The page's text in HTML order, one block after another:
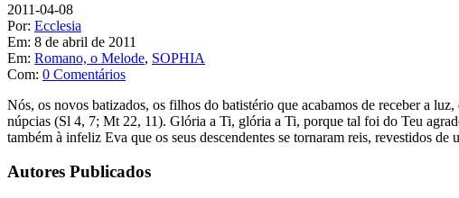
2011-04-08
Por: Ecclesia
Em: 8 de abril de 2011
Em: Romano, o Melode, SOPHIA
Com: 0 Comentários
Nós, os novos batizados, os filhos do batistério que acabamos de receber a
núpcias (Sl 4, 7; Mt 22, 11). Glória a Ti, glória a Ti, porque tal foi do Teu
também à infeliz Eva que os seus descendentes se tornaram reis, revestidos
Autores Publicados